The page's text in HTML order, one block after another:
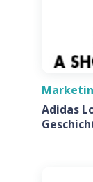
Adidas